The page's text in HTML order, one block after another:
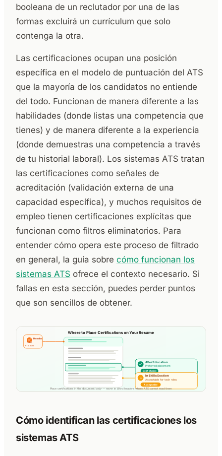
booleana de un reclutador por una de las
formas excluirá un currículum que solo
contenga la otra.
Las certificaciones ocupan una posición
específica en el modelo de puntuación del ATS
que la mayoría de los candidatos no entiende
del todo. Funcionan de manera diferente a las
habilidades (donde listas una competencia que
tienes) y de manera diferente a la experiencia
(donde demuestras una competencia a través
de tu historial laboral). Los sistemas ATS tratan
las certificaciones como señales de
acreditación (validación externa de una
capacidad específica), y muchos requisitos de
empleo tienen certificaciones explícitas que
funcionan como filtros eliminatorios. Para
entender cómo opera este proceso de filtrado
en general, la guía sobre cómo funcionan los
sistemas ATS ofrece el contexto necesario. Si
fallas en esta sección, puedes perder puntos
que son sencillos de obtener.
Cómo identifican las certificaciones los
sistemas ATS